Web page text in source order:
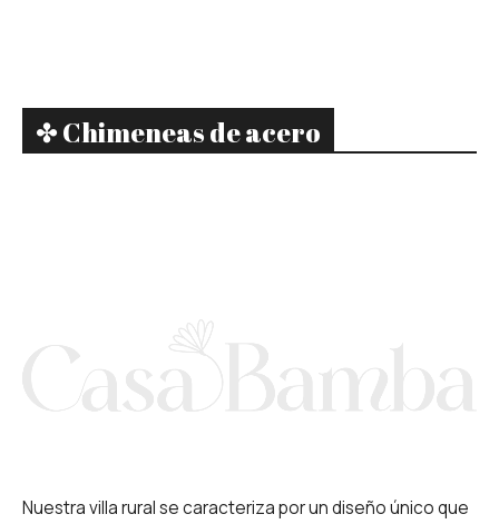
✤ Chimeneas de acero
Nuestra villa rural se caracteriza por un diseño único que